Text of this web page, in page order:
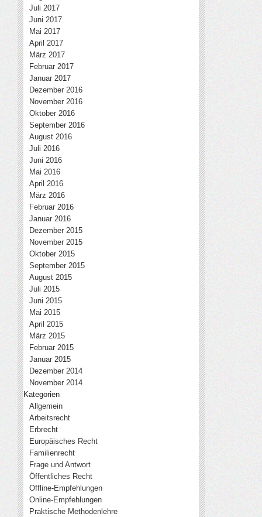
Juli 2017
Juni 2017
Mai 2017
April 2017
März 2017
Februar 2017
Januar 2017
Dezember 2016
November 2016
Oktober 2016
September 2016
August 2016
Juli 2016
Juni 2016
Mai 2016
April 2016
März 2016
Februar 2016
Januar 2016
Dezember 2015
November 2015
Oktober 2015
September 2015
August 2015
Juli 2015
Juni 2015
Mai 2015
April 2015
März 2015
Februar 2015
Januar 2015
Dezember 2014
November 2014
Kategorien
Allgemein
Arbeitsrecht
Erbrecht
Europäisches Recht
Familienrecht
Frage und Antwort
Öffentliches Recht
Offline-Empfehlungen
Online-Empfehlungen
Praktische Methodenlehre